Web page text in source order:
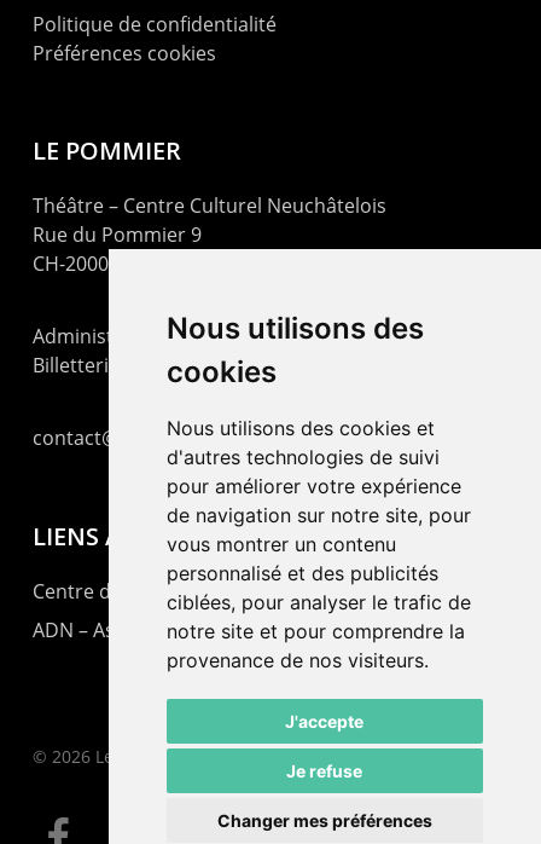
Nous utilisons des
cookies
Nous utilisons des cookies et
d'autres technologies de suivi
pour améliorer votre expérience
de navigation sur notre site, pour
vous montrer un contenu
personnalisé et des publicités
ciblées, pour analyser le trafic de
notre site et pour comprendre la
provenance de nos visiteurs.
J'accepte
Je refuse
Changer mes préférences
Politique de confidentialité
Préférences cookies
LE POMMIER
Théâtre – Centre Culturel Neuchâtelois
Rue du Pommier 9
CH-2000 Neuchâtel
Administration : +41 32 725 03 03
Billetterie : +41 32 725 05 05
contact@lepommier.ch
LIENS AMIS
Centre de culture ABC
ADN – Association Danse Neuchâtel
© 2026 Le Pommier.
facebook email